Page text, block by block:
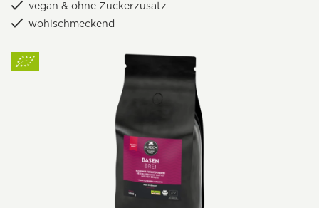
vegan & ohne Zuckerzusatz
wohlschmeckend